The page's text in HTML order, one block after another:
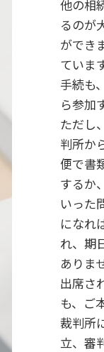
他の相
るのが
ができ
ていま
手続も
ら参加
ただし
判所か
便で書
するか
いった
になれ
れ、期
ありま
出席さ
も、ご
裁判所
立、審